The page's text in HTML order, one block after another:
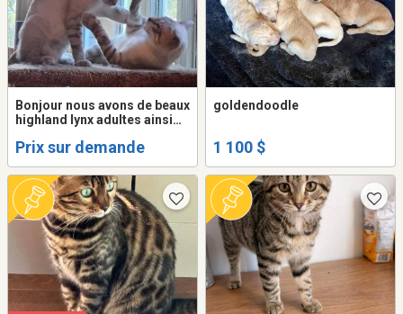
Bonjour nous avons de beaux
highland lynx adultes ainsi
couleurs prêts à trouver leur
nouvelle famille...
Prix sur demande
goldendoodle
1 100 $